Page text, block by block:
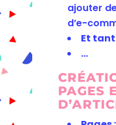
ajouter
d’e-
Et
…
PAGES